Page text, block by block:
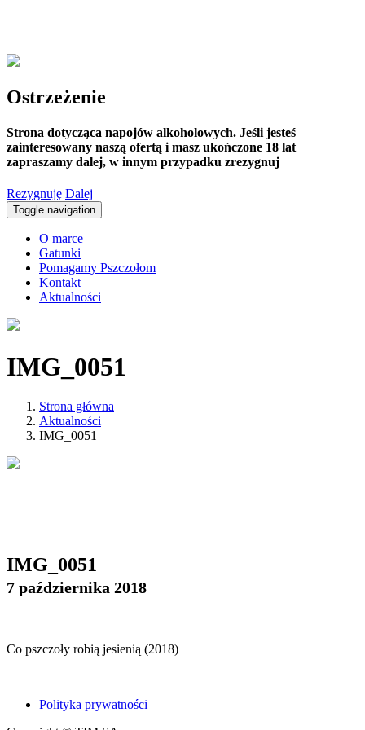
Ostrzeżenie
Strona dotycząca napojów alkoholowych. Jeśli jesteś
zainteresowany naszą ofertą i masz ukończone 18 lat
zapraszamy dalej, w innym przypadku zrezygnuj
Rezygnuję Dalej
Toggle navigation
O marce
Gatunki
Pomagamy Pszczołom
Kontakt
Aktualności
IMG_0051
Strona główna
Aktualności
IMG_0051
IMG_0051
7 października 2018
Co pszczoły robią jesienią (2018)
Polityka prywatności